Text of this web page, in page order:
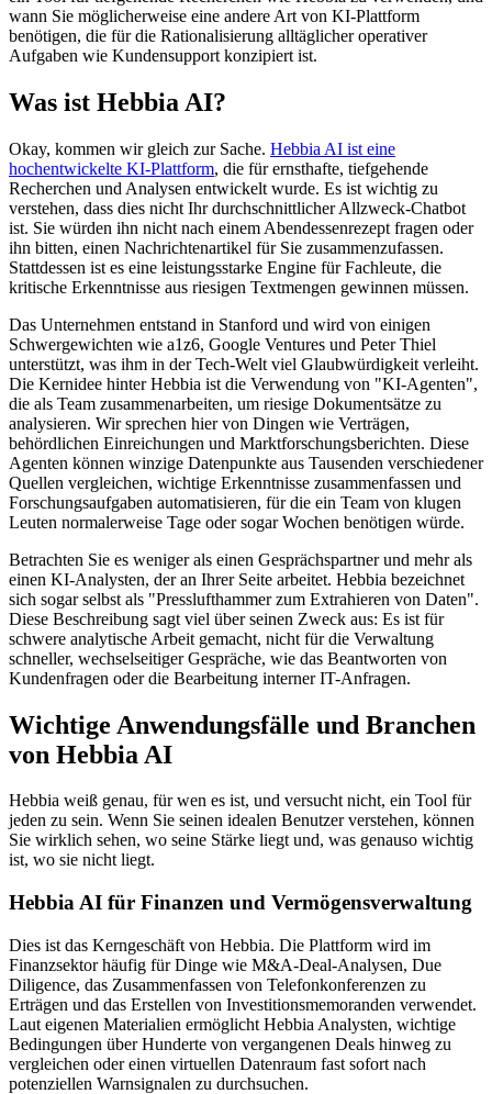
wann Sie möglicherweise eine andere Art von KI-Plattform
benötigen, die für die Rationalisierung alltäglicher operativer
Aufgaben wie Kundensupport konzipiert ist.
Was ist Hebbia AI?
Okay, kommen wir gleich zur Sache. Hebbia AI ist eine
hochentwickelte KI-Plattform, die für ernsthafte, tiefgehende
Recherchen und Analysen entwickelt wurde. Es ist wichtig zu
verstehen, dass dies nicht Ihr durchschnittlicher Allzweck-Chatbot
ist. Sie würden ihn nicht nach einem Abendessenrezept fragen oder
ihn bitten, einen Nachrichtenartikel für Sie zusammenzufassen.
Stattdessen ist es eine leistungsstarke Engine für Fachleute, die
kritische Erkenntnisse aus riesigen Textmengen gewinnen müssen.
Das Unternehmen entstand in Stanford und wird von einigen
Schwergewichten wie a1z6, Google Ventures und Peter Thiel
unterstützt, was ihm in der Tech-Welt viel Glaubwürdigkeit verleiht.
Die Kernidee hinter Hebbia ist die Verwendung von "KI-Agenten",
die als Team zusammenarbeiten, um riesige Dokumentsätze zu
analysieren. Wir sprechen hier von Dingen wie Verträgen,
behördlichen Einreichungen und Marktforschungsberichten. Diese
Agenten können winzige Datenpunkte aus Tausenden verschiedener
Quellen vergleichen, wichtige Erkenntnisse zusammenfassen und
Forschungsaufgaben automatisieren, für die ein Team von klugen
Leuten normalerweise Tage oder sogar Wochen benötigen würde.
Betrachten Sie es weniger als einen Gesprächspartner und mehr als
einen KI-Analysten, der an Ihrer Seite arbeitet. Hebbia bezeichnet
sich sogar selbst als "Presslufthammer zum Extrahieren von Daten".
Diese Beschreibung sagt viel über seinen Zweck aus: Es ist für
schwere analytische Arbeit gemacht, nicht für die Verwaltung
schneller, wechselseitiger Gespräche, wie das Beantworten von
Kundenfragen oder die Bearbeitung interner IT-Anfragen.
Wichtige Anwendungsfälle und Branchen
von Hebbia AI
Hebbia weiß genau, für wen es ist, und versucht nicht, ein Tool für
jeden zu sein. Wenn Sie seinen idealen Benutzer verstehen, können
Sie wirklich sehen, wo seine Stärke liegt und, was genauso wichtig
ist, wo sie nicht liegt.
Hebbia AI für Finanzen und Vermögensverwaltung
Dies ist das Kerngeschäft von Hebbia. Die Plattform wird im
Finanzsektor häufig für Dinge wie M&A-Deal-Analysen, Due
Diligence, das Zusammenfassen von Telefonkonferenzen zu
Erträgen und das Erstellen von Investitionsmemoranden verwendet.
Laut eigenen Materialien ermöglicht Hebbia Analysten, wichtige
Bedingungen über Hunderte von vergangenen Deals hinweg zu
vergleichen oder einen virtuellen Datenraum fast sofort nach
potenziellen Warnsignalen zu durchsuchen.